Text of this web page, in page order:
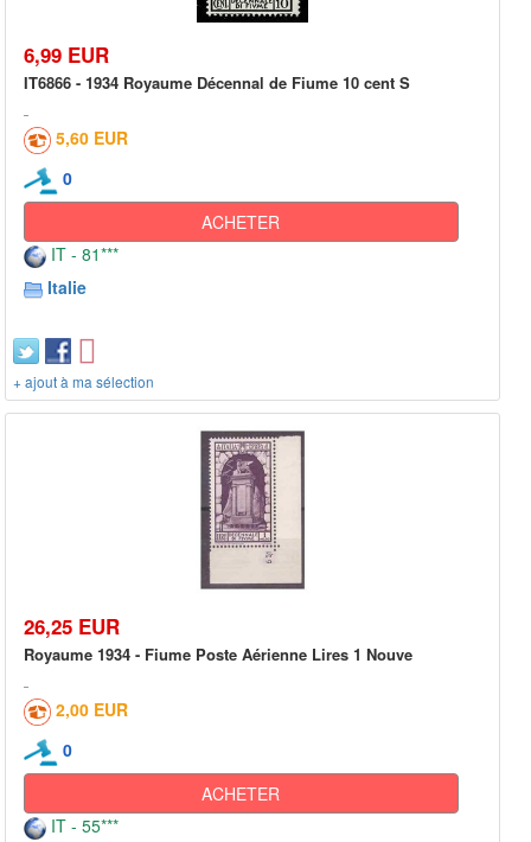
6,99 EUR
IT6866 - 1934 Royaume Décennal de Fiume 10 cent S
5,60 EUR
0
ACHETER
IT - 81***
Italie
+ ajout à ma sélection
26,25 EUR
Royaume 1934 - Fiume Poste Aérienne Lires 1 Nouve
2,00 EUR
0
ACHETER
IT - 55***